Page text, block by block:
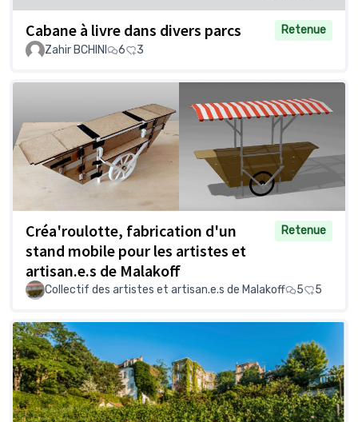
Cabane à livre dans divers parcs
Retenue
Zahir BCHINI
6 3
Créa'roulotte, fabrication d'un
stand mobile pour les artistes et
artisan.e.s de Malakoff
Retenue
Collectif des artistes et artisan.e.s de Malakoff 5 5